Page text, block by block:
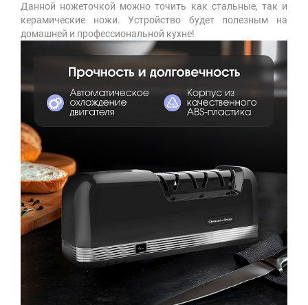
Данной ножеточкой можно точить как стальные, так и
керамические ножи. Устройство будет полезным на
домашней и профессиональной кухне!